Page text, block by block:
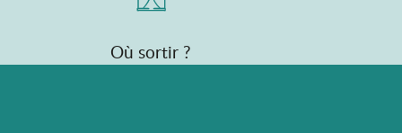
Où sortir ?